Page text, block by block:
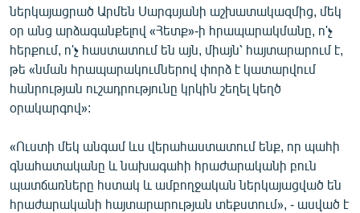
ներկայացրած Արմեն Սարգսյանի աշխատակազմից, մեկ
օր անց արձագանքելով «Հետք»-ի հրապարակմանը, ո'չ
հերքում, ո'չ հաստատում են այն, միայն՝ հայտարարում է,
թե «նման հրապարակումներով փորձ է կատարվում
հանրության ուշադրությունը կրկին շեղել կեղծ
օրակարգով»:
«Ուստի մեկ անգամ ևս վերահաստատում ենք, որ պահի
գնահատականը և նախագահի հրաժարականի բուն
պատճառները հստակ և ամբողջական ներկայացված են
հրաժարականի հայտարարության տեքստում», - ասված է